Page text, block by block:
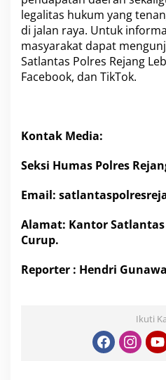
legalitas hukum yang
di jalan raya. Untuk
masyarakat dapat
Satlantas Polres Rejang
Facebook, dan TikTok.
Kontak Media:
Seksi Humas Polres
Email:
Alamat: Kantor Satlantas
Curup.
Reporter : Hendri
Ikuti